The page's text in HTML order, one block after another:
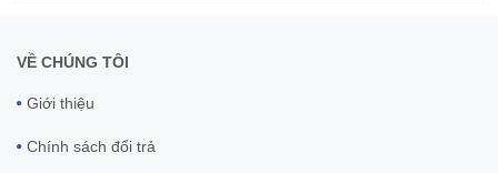
VỀ CHÚNG TÔI
Giới thiệu
Chính sách đổi trả